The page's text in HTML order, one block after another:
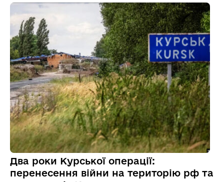
Два роки Курської операції:
перенесення війни на територію рф та